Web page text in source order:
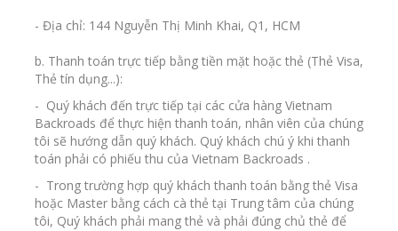
- Địa chỉ: 144 Nguyễn Thị Minh Khai, Q1, HCM
b. Thanh toán trực tiếp bằng tiền mặt hoặc thẻ (Thẻ Visa,
Thẻ tín dụng...):
- Quý khách đến trực tiếp tại các cửa hàng Vietnam
Backroads để thực hiện thanh toán, nhân viên của chúng
tôi sẽ hướng dẫn quý khách. Quý khách chú ý khi thanh
toán phải có phiếu thu của Vietnam Backroads .
- Trong trường hợp quý khách thanh toán bằng thẻ Visa
hoặc Master bằng cách cà thẻ tại Trung tâm của chúng
tôi, Quý khách phải mang thẻ và phải đúng chủ thẻ để